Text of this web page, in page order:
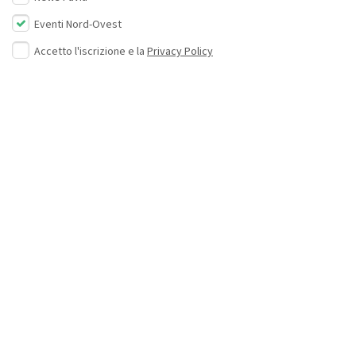
Eventi Nord-Ovest
Accetto l'iscrizione e la Privacy Policy